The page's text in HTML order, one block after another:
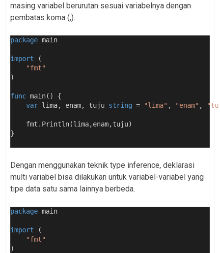
masing variabel berurutan sesuai variabelnya dengan
pembatas koma (,).
package main
import (
"fmt"
)
func main() {
var lima, enam, tuju string = "lima" , "enam" ,
fmt.Println(lima,enam,tuju)
}
Dengan menggunakan teknik type inference, deklarasi
multi variabel bisa dilakukan untuk variabel-variabel yang
tipe data satu sama lainnya berbeda.
package main
import (
"fmt"
)